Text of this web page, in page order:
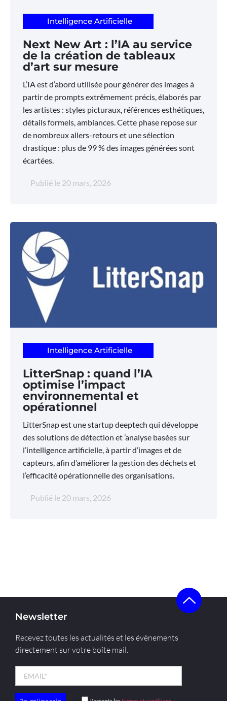
Intelligence Artificielle
Next New Art : l’IA au service
de la création de tableaux
d’art sur mesure
L’IA est d’abord utilisée pour générer des images à
partir de prompts extrêmement précis, élaborés par
les artistes : styles picturaux, références esthétiques,
détails formels, ambiances. Cette phase repose sur
de nombreux allers-retours et une sélection
drastique : plus de 99 % des images générées sont
écartées.
Publié le 20 mars, 2026
Intelligence Artificielle
LitterSnap : quand l’IA
optimise l’impact
environnemental et
opérationnel
LitterSnap est une startup deeptech qui développe
des solutions de détection et ’analyse basées sur
l’intelligence artificielle, à partir d’images et de
capteurs, afin d’améliorer la gestion des déchets et
l’efficacité opérationnelle des organisations.
Publié le 20 mars, 2026
Newsletter
Recevez toutes les actualités et les évènements
directement sur votre boîte mail.